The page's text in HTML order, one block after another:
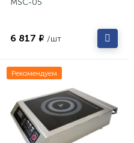
MSC-05
6 817 ₽ /шт
Рекомендуем